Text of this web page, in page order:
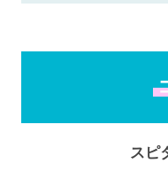
スピ